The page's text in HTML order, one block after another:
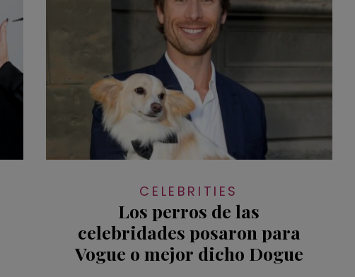
CELEBRITIES
Los perros de las
celebridades posaron para
Vogue o mejor dicho Dogue